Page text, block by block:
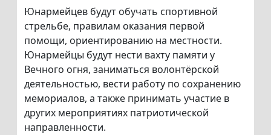
Юнармейцев будут обучать спортивной
стрельбе, правилам оказания первой
помощи, ориентированию на местности.
Юнармейцы будут нести вахту памяти у
Вечного огня, заниматься волонтёрской
деятельностью, вести работу по сохранению
мемориалов, а также принимать участие в
других мероприятиях патриотической
направленности.